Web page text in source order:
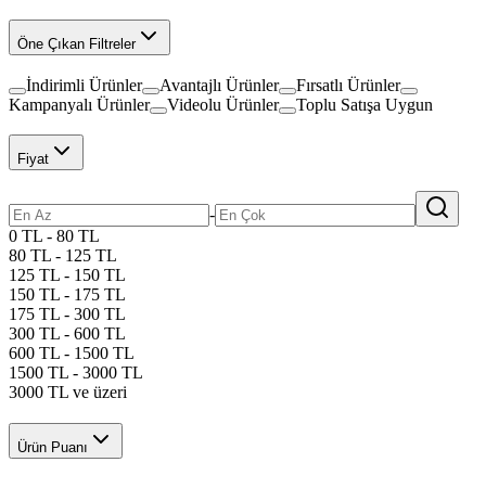
Öne Çıkan Filtreler
İndirimli Ürünler Avantajlı Ürünler
Fırsatlı Ürünler
Kampanyalı Ürünler
Videolu Ürünler Toplu Satışa Uygun
Fiyat
-
0 TL - 80 TL
80 TL - 125 TL
125 TL - 150 TL
150 TL - 175 TL
175 TL - 300 TL
300 TL - 600 TL
600 TL - 1500 TL
1500 TL - 3000 TL
3000 TL ve üzeri
Ürün Puanı